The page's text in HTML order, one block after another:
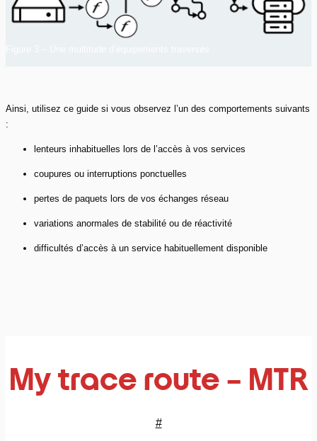
Ainsi, utilisez ce guide si vous observez l’un des comportements suivants
:
lenteurs inhabituelles lors de l’accès à vos services
coupures ou interruptions ponctuelles
pertes de paquets lors de vos échanges réseau
variations anormales de stabilité ou de réactivité
difficultés d’accès à un service habituellement disponible
My trace route – MTR
#